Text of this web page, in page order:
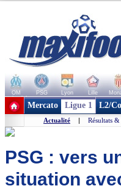
OM PSG Lyon Lille
+ de clubs
Mercato Ligue 1 L2/
Actualité | Résultats &
PSG : vers
situation